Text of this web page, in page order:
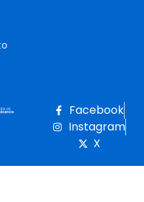
Facebook
Instagram
X